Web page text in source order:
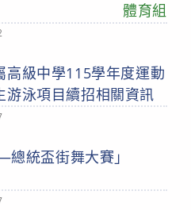
體育組
高級中學115學年度運動
游泳項目續招相關資訊
總統盃街舞大賽」